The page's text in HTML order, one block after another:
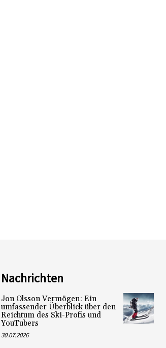
Nachrichten
Jon Olsson Vermögen: Ein
umfassender Überblick über den
Reichtum des Ski-Profis und
YouTubers
30.07.2026